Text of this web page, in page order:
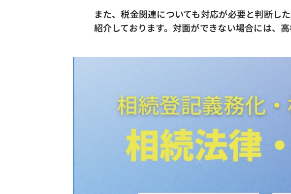
また、税金関連についても対応が必要と判断し
紹介しております。対面ができない場合には、